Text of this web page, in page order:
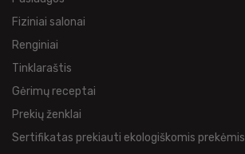
Fiziniai salonai
Renginiai
Tinklaraštis
Gėrimų receptai
Prekių ženklai
Sertifikatas prekiauti ekologiškomis prekėmis